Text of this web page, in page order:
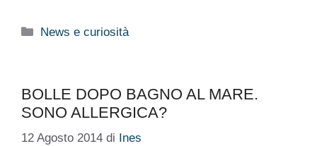
Categorie
News e curiosità
BOLLE DOPO BAGNO AL MARE.
SONO ALLERGICA?
12 Agosto 2014 di Ines